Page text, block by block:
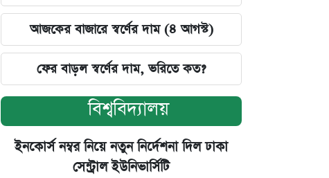
আজকের বাজারে স্বর্ণের দাম (৪ আগস্ট)
ফের বাড়ল স্বর্ণের দাম, ভরিতে কত?
বিশ্ববিদ্যালয়
ইনকোর্স নম্বর নিয়ে নতুন নির্দেশনা দিল ঢাকা
সেন্ট্রাল ইউনিভার্সিটি